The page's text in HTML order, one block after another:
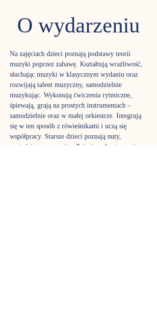
O wydarzeniu
Na zajęciach dzieci poznają podstawy teorii
muzyki poprzez zabawę. Kształtują wrażliwość,
słuchając muzyki w klasycznym wydaniu oraz
rozwijają talent muzyczny, samodzielnie
muzykując. Wykonują ćwiczenia rytmiczne,
śpiewają, grają na prostych instrumentach –
samodzielnie oraz w małej orkiestrze. Integrują
się w ten sposób z rówieśnikami i uczą się
współpracy. Starsze dzieci poznają nuty,
wartości muzyczne itp. Zajęcia są kontynuacją